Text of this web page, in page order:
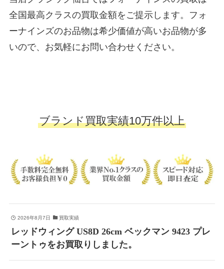
全国最高クラスの買取金額をご提示します。フォ
ーナインズのお品物は希少価値が高いお品物が多
いので、お気軽にお問い合わせください。
ブランド買取実績10万件以上
2026年8月7日 買取実績
レッドウィング US8D 26cm ベックマン 9423 プレ
ーントゥをお買取りしました。